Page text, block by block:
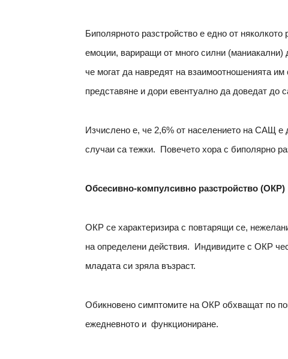
Биполярното разстройство е едно от
емоции, вариращи от много силни (маниакални)
че могат да навредят на взаимоотношенията
представяне и дори евентуално да доведат до
Изчислено е, че 2,6% от населението на САЩ е
случаи са тежки. Повечето хора с биполярно
Обсесивно-компулсивно разстройство (ОКР)
ОКР се характеризира с повтарящи се,
на определени действия. Индивидите с ОКР
младата си зряла възраст.
Обикновено симптомите на ОКР обхващат по
ежедневното и функциониране.